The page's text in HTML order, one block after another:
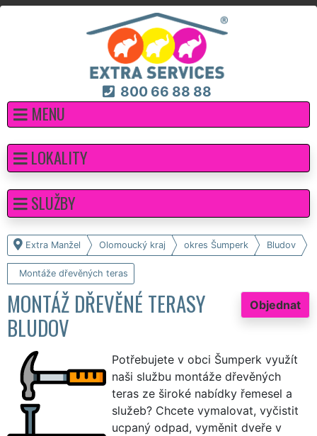
800 66 88 88
MENU
Extra Manžel Olomoucký kraj okres Šumperk Bludov
Montáže dřevěných teras
Objednat
MONTÁŽ DŘEVĚNÉ TERASY
BLUDOV
Potřebujete v obci Šumperk využít
naši službu montáže dřevěných
teras ze široké nabídky řemesel a
služeb? Chcete vymalovat, vyčistit
ucpaný odpad, vyměnit dveře v
LOKALITY
SLUŽBY